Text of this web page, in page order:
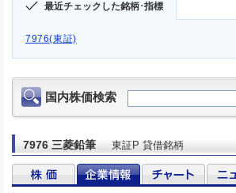
最近チェックした銘柄･指標
7976(東証)